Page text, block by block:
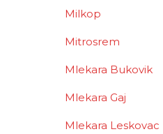
Milkop
Mitrosrem
Mlekara Bukovik
Mlekara Gaj
Mlekara Leskovac